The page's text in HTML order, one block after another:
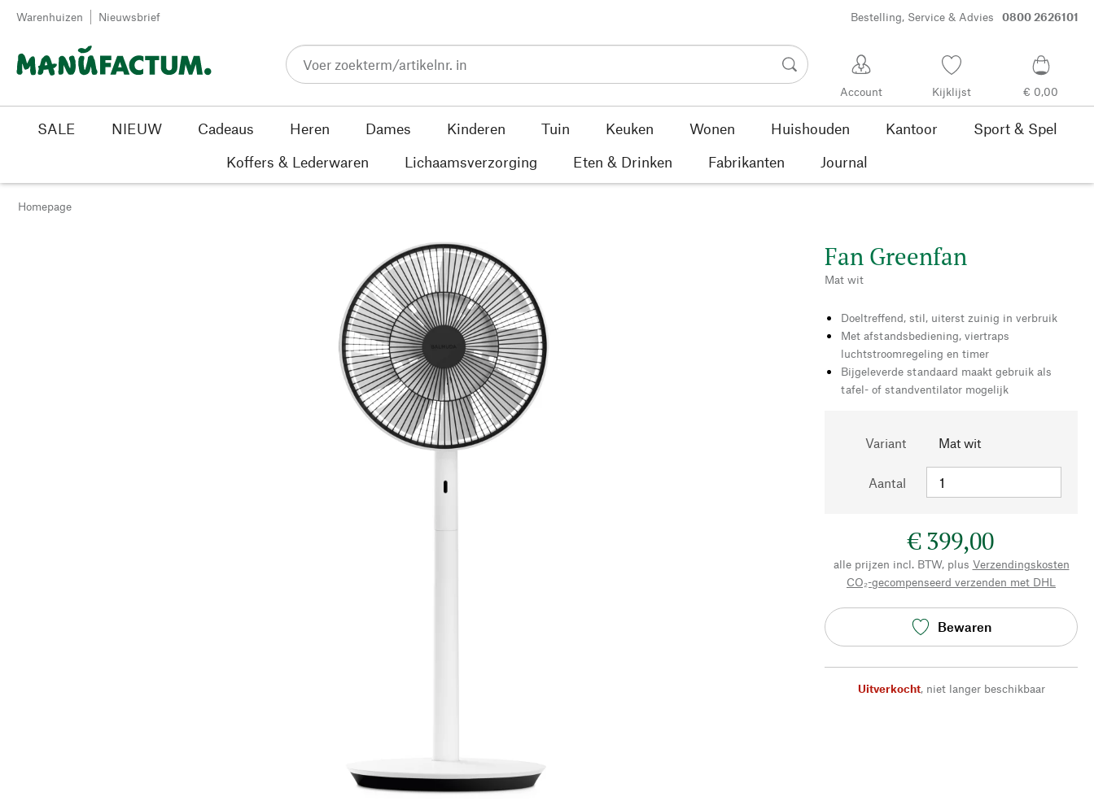
Passer au contenu
Warenhuizen Nieuwsbrief Bestelling, Service & Advies 0800 2626101
Account Kijklijst € 0,00
SALE NIEUW Cadeaus Heren Dames Kinderen Tuin Keuken Wonen Huishouden Kantoor
Sport & Spel
Koffers & Lederwaren
Lichaamsverzorging Eten & Drinken Fabrikanten Journal
Homepage
Fan Greenfan
Mat wit
Doeltreffend, stil, uiterst zuinig in verbruik
Met afstandsbediening, viertraps
luchtstroomregeling en timer
Bijgeleverde standaard maakt gebruik als
tafel- of standventilator mogelijk
Variant Mat wit
Aantal
€ 399,00
alle prijzen incl. BTW, plus Verzendingskosten
CO₂-gecompenseerd verzenden met DHL
Bewaren
Uitverkocht, niet langer beschikbaar